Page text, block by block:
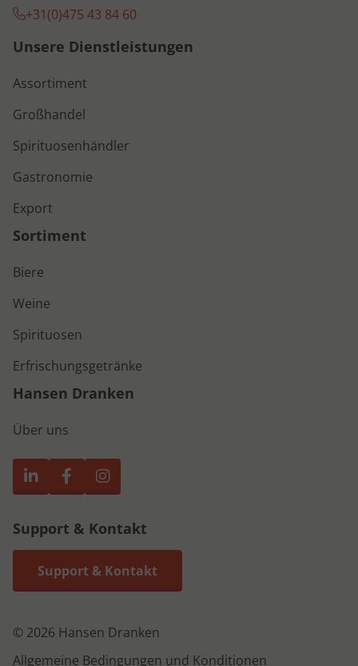
+31(0)475 43 84 60
Unsere Dienstleistungen
Assortiment
Großhandel
Spirituosenhändler
Gastronomie
Export
Sortiment
Biere
Weine
Spirituosen
Erfrischungsgetränke
Hansen Dranken
Über uns
Support & Kontakt
Support & Kontakt
© 2026 Hansen Dranken
Allgemeine Bedingungen und Konditionen